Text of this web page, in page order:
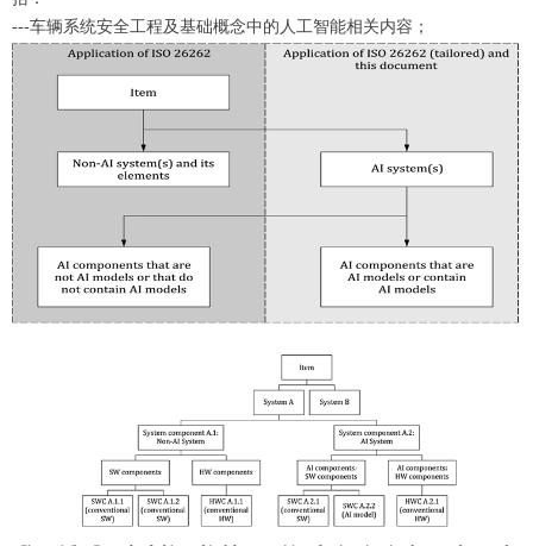
---车辆系统安全工程及基础概念中的人工智能相关内容；